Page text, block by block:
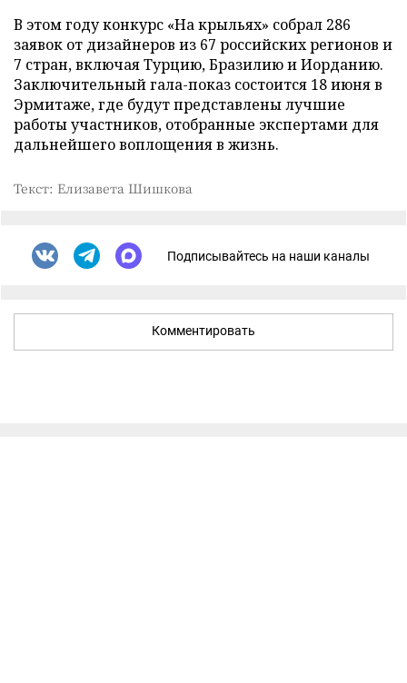
В этом году конкурс «На крыльях» собрал 286
заявок от дизайнеров из 67 российских регионов и
7 стран, включая Турцию, Бразилию и Иорданию.
Заключительный гала-показ состоится 18 июня в
Эрмитаже, где будут представлены лучшие
работы участников, отобранные экспертами для
дальнейшего воплощения в жизнь.
Текст: Елизавета Шишкова
Подписывайтесь на наши каналы
Комментировать